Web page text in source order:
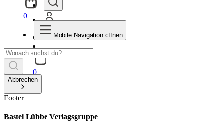
0
0
Mobile Navigation öffnen
Abbrechen
Footer
Bastei Lübbe Verlagsgruppe